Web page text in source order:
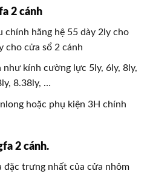
2 cánh
chính hãng hệ 55 dày 2ly cho
cho cửa sổ 2 cánh
như kính cường lực 5ly, 6ly, 8ly,
8.38ly, …
hoặc phụ kiện 3H chính
2 cánh.
đặc trưng nhất của cửa nhôm